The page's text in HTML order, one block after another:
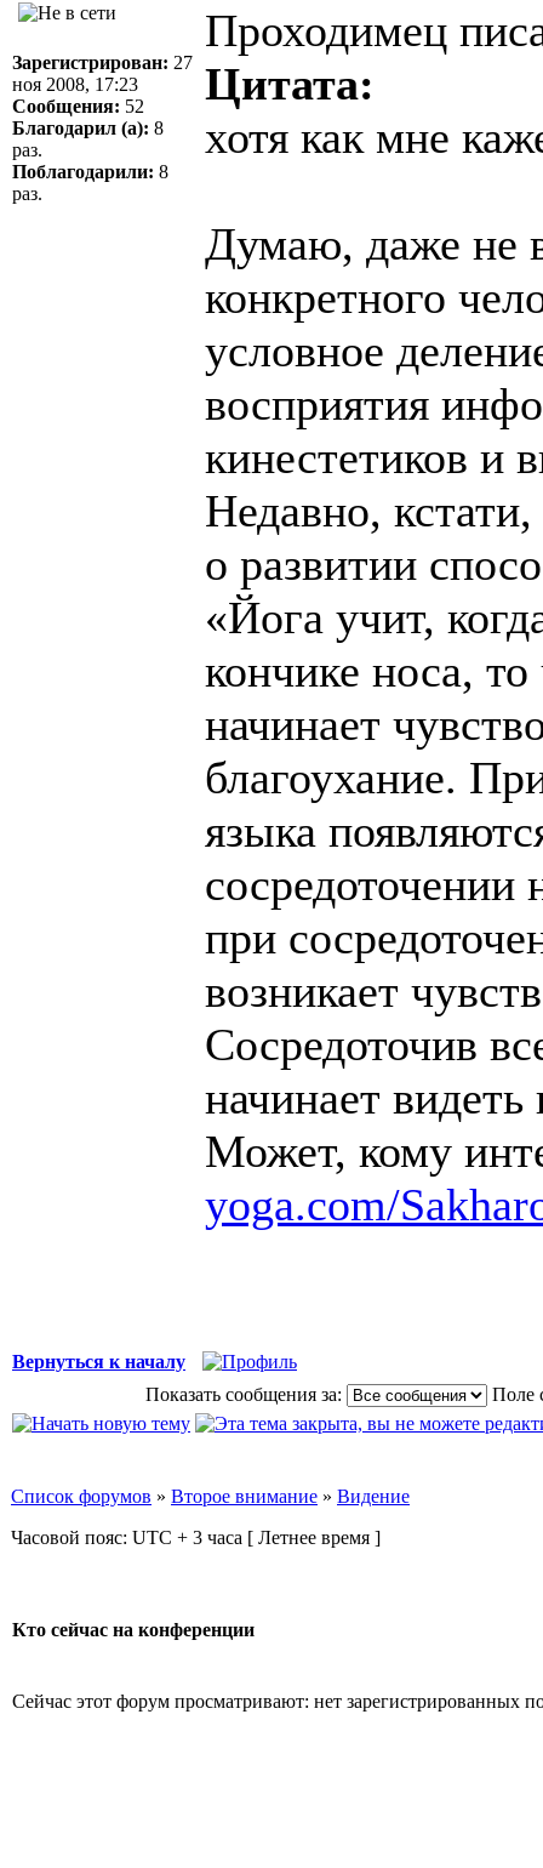
Зарегистрирован: 27
ноя 2008, 17:23
Сообщения: 52
Благодарил (а): 8
раз.
Поблагодарили: 8
раз.
Проходимец
Цитата:
хотя как мне
Думаю, даже не
конкретного
условное
восприятия
кинестетиков и
Недавно,
о развитии
«Йога учит,
кончике носа, то
начинает
благоухание.
языка
сосредоточении
при
возникает
Сосредоточив
начинает
Может, кому
yoga.com/
Вернуться к началу
Показать сообщения за:
Поле
Список форумов » Второе внимание » Видение
Часовой пояс: UTC + 3 часа [ Летнее время ]
Кто сейчас на конференции
Сейчас этот форум просматривают: нет зарегистрированных